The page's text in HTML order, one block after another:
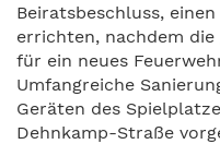
Beiratsbeschluss,
errichten, nachdem
für ein neues
Umfangreiche
Geräten des
Dehnkamp-Straße